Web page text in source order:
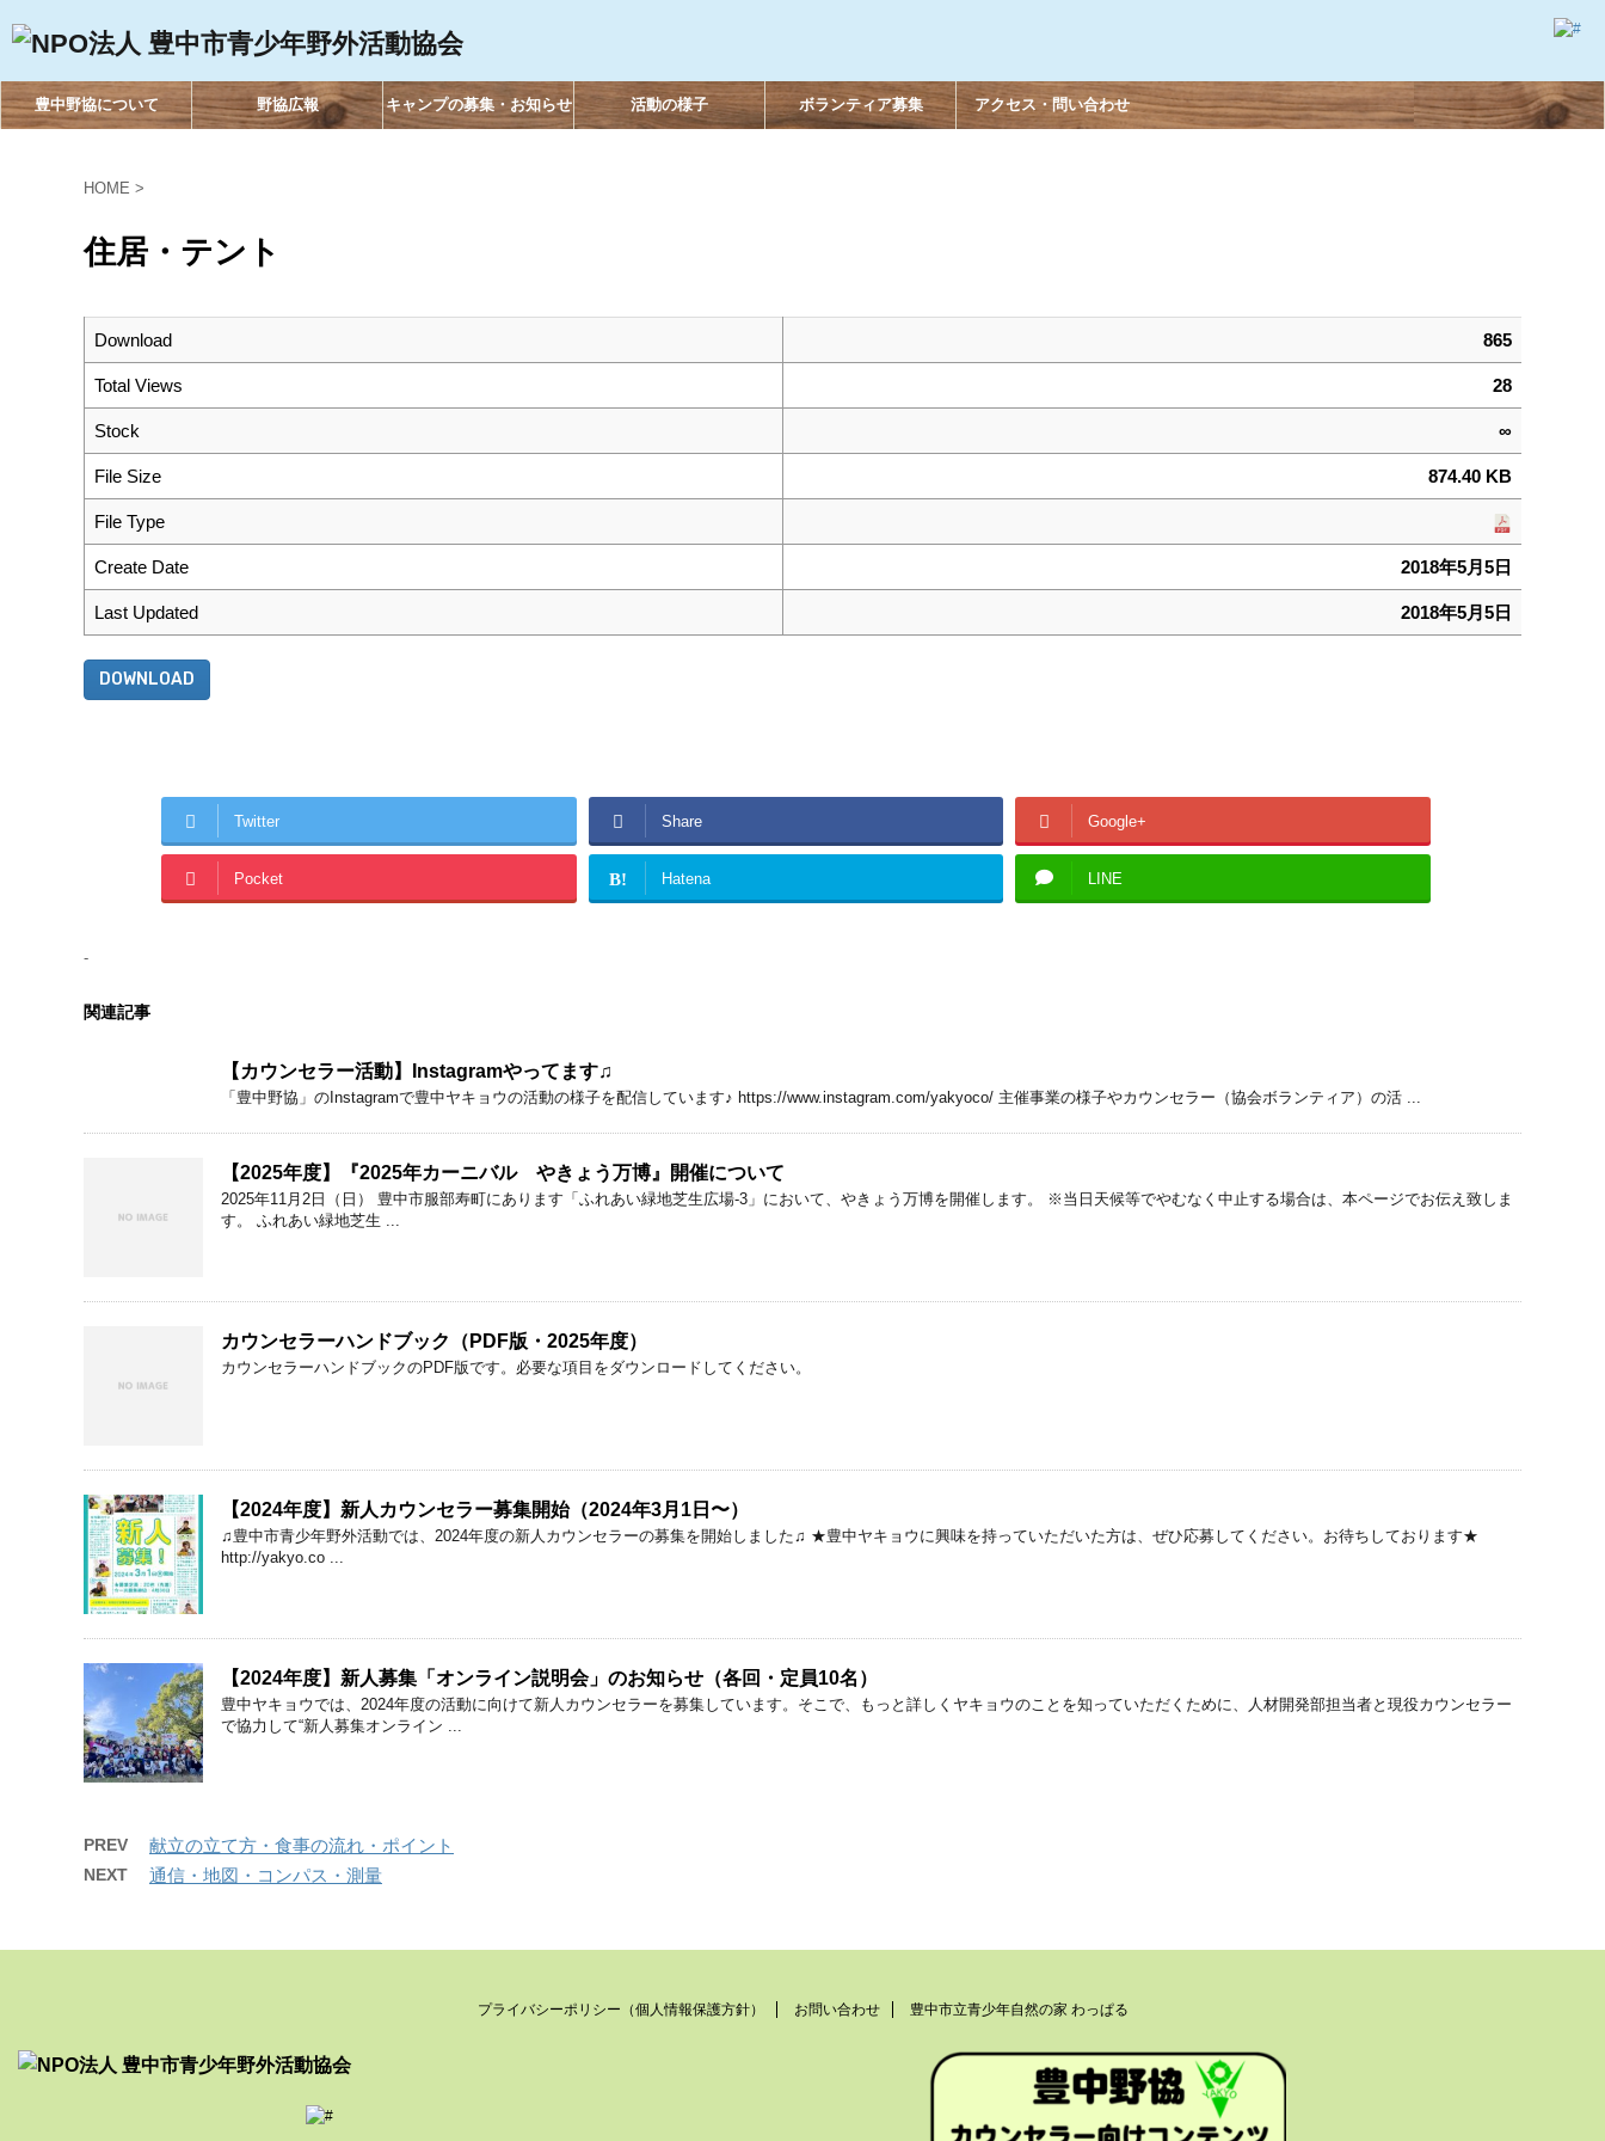
豊中野協について 野協広報 キャンプの募集・お知らせ 活動の様子 ボランティア募集 アクセス・問い合わせ
HOME >
住居・テント
Download 865
Total Views 28
Stock ∞
File Size 874.40 KB
File Type
Create Date 2018年5月5日
Last Updated 2018年5月5日
DOWNLOAD
Twitter Share Google+
Pocket B! Hatena LINE
-
関連記事
【カウンセラー活動】Instagramやってます♫
「豊中野協」のInstagramで豊中ヤキョウの活動の様子を配信しています♪ https://www.instagram.com/yakyoco/ 主催事業の様子やカウンセラー（協会ボランティア）の活 ...
【2025年度】『2025年カーニバル やきょう万博』開催について
2025年11月2日（日） 豊中市服部寿町にあります「ふれあい緑地芝生広場-3」において、やきょう万博を開催します。 ※当日天候等でやむなく中止する場合は、本ページでお伝え致しま
す。 ふれあい緑地芝生 ...
カウンセラーハンドブック（PDF版・2025年度）
カウンセラーハンドブックのPDF版です。必要な項目をダウンロードしてください。
【2024年度】新人カウンセラー募集開始（2024年3月1日〜）
♫豊中市青少年野外活動では、2024年度の新人カウンセラーの募集を開始しました♫ ★豊中ヤキョウに興味を持っていただいた方は、ぜひ応募してください。お待ちしております★
http://yakyo.co ...
【2024年度】新人募集「オンライン説明会」のお知らせ（各回・定員10名）
豊中ヤキョウでは、2024年度の活動に向けて新人カウンセラーを募集しています。そこで、もっと詳しくヤキョウのことを知っていただくために、人材開発部担当者と現役カウンセラー
で協力して“新人募集オンライン ...
PREV 献立の立て方・食事の流れ・ポイント
NEXT 通信・地図・コンパス・測量
プライバシーポリシー（個人情報保護方針） お問い合わせ 豊中市立青少年自然の家 わっぱる